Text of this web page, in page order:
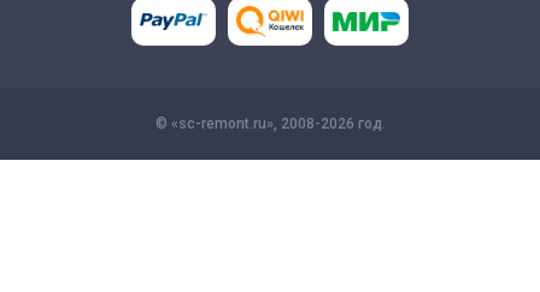
© «sc-remont.ru», 2008-2026 год.